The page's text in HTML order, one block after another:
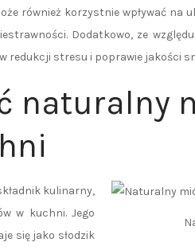
również korzystnie wpływać na
Dodatkowo, ze
redukcji stresu i poprawie jakości
naturalny
kulinarny,
w kuchni. Jego
się jako słodzik